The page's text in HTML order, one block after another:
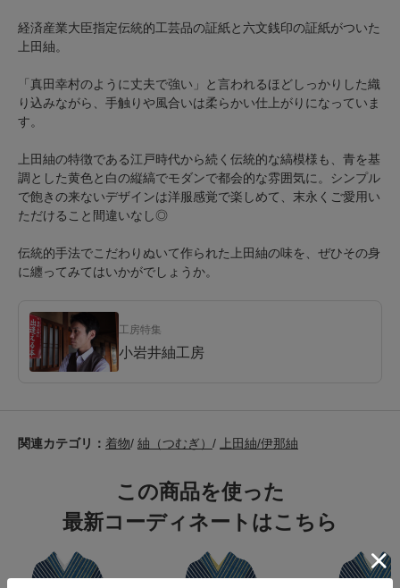
経済産業大臣指定伝統的工芸品の証紙と六文銭印の証紙がついた
上田紬。
「真田幸村のように丈夫で強い」と言われるほどしっかりした織
り込みながら、手触りや風合いは柔らかい仕上がりになっていま
す。
上田紬の特徴である江戸時代から続く伝統的な縞模様も、青を基
調とした黄色と白の縦縞でモダンで都会的な雰囲気に。シンプル
で飽きの来ないデザインは洋服感覚で楽しめて、末永くご愛用い
ただけること間違いなし◎
伝統的手法でこだわりぬいて作られた上田紬の味を、ぜひその身
に纏ってみてはいかがでしょうか。
工房特集
小岩井紬工房
関連カテゴリ： 着物/ 紬（つむぎ） / 上田紬/伊那紬
この商品を使った
最新コーディネートはこちら